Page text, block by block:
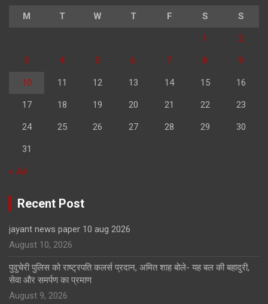
M T W T F S S
1 2
3 4 5 6 7 8 9
10 11 12 13 14 15 16
17 18 19 20 21 22 23
24 25 26 27 28 29 30
31
« Jul
Recent Post
jayant news paper 10 aug 2026
August 10, 2026
पुदुचेरी पुलिस को राष्ट्रपति कलर्स प्रदान, अमित शाह बोले- यह बल की बहादुरी,
सेवा और समर्पण का प्रमाण
August 9, 2026